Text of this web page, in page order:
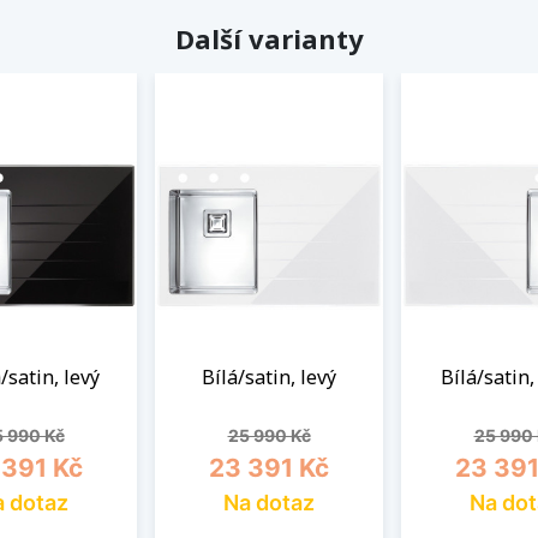
Další varianty
satin, levý
cena
990 KčCena
Kč
dotaz
Bílá/satin, levý
Běžná cena
25 990 KčCena
23 391 Kč
Na dotaz
Bílá/
Běžná
25 990
23
Na